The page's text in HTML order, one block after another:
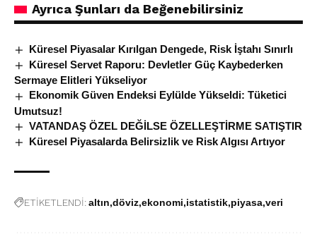
Ayrıca Şunları da Beğenebilirsiniz
Küresel Piyasalar Kırılgan Dengede, Risk İştahı Sınırlı
Küresel Servet Raporu: Devletler Güç Kaybederken
Sermaye Elitleri Yükseliyor
Ekonomik Güven Endeksi Eylülde Yükseldi: Tüketici
Umutsuz!
VATANDAŞ ÖZEL DEĞİLSE ÖZELLEŞTİRME SATIŞTIR
Küresel Piyasalarda Belirsizlik ve Risk Algısı Artıyor
ETİKETLENDİ:altın döviz ekonomi istatistik piyasa veri